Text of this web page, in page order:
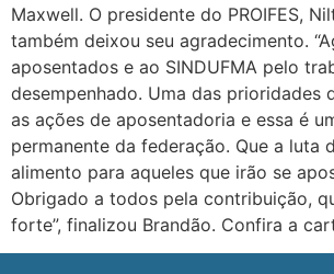
Maxwell. O presidente do PROIFES,
também deixou seu agradecimento.
aposentados e ao SINDUFMA pelo
desempenhado. Uma das prioridades
as ações de aposentadoria e essa é
permanente da federação. Que a luta
alimento para aqueles que irão se
Obrigado a todos pela contribuição,
forte”, finalizou Brandão. Confira a